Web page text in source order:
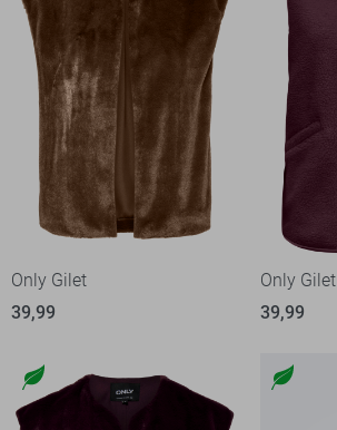
Only Gilet
39,99
Only Gilet
39,99